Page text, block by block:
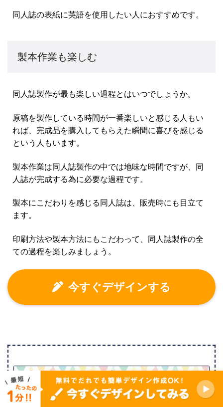
同人誌の表紙に英語を使用したい人におすすめです。
製本作業も楽しむ
同人誌製作が最も楽しい過程とはいつでしょうか。
原稿を製作している時間が一番楽しいと感じる人もい
れば、完成品を購入してもらえた瞬間に喜びを感じる
という人もいます。
製本作業は同人誌製作の中では地味な時間ですが、同
人誌が完成する為に必要な過程です。
製本にこだわりを感じる同人誌は、販売時にも目立て
ます。
印刷方法や製本方法にもこだわって、同人誌製作の全
ての過程を楽しみましょう。
今すぐデザインする